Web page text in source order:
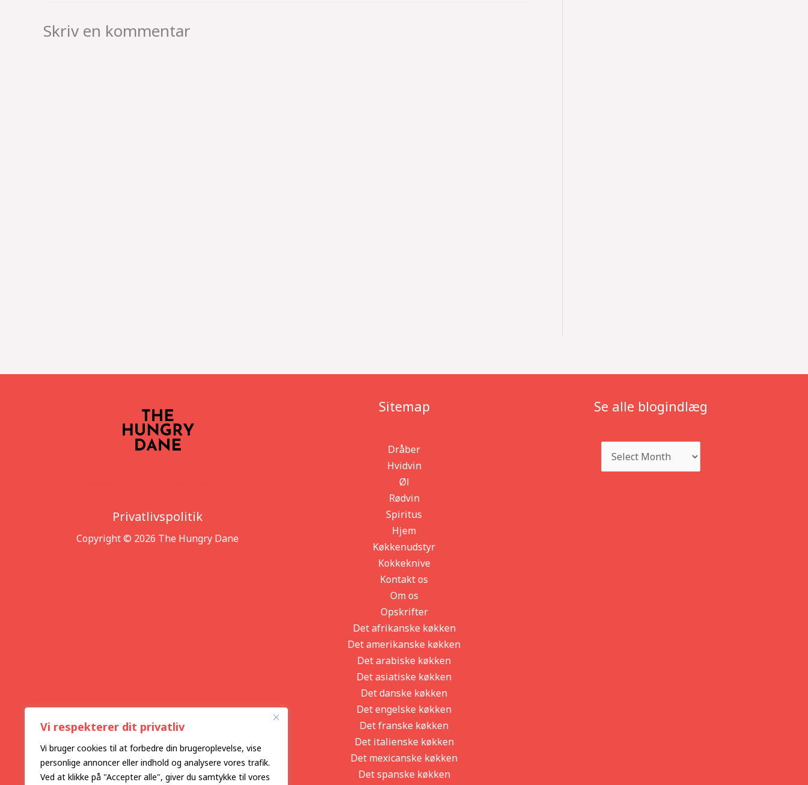
Vi respekterer dit privatliv
Vi bruger cookies til at forbedre din brugeroplevelse, vise
personlige annoncer eller indhold og analysere vores trafik.
Ved at klikke på "Accepter alle", giver du samtykke til vores
Skriv en kommentar
Privatlivspolitik
Copyright © 2026 The Hungry Dane
Sitemap
Dråber
Hvidvin
Øl
Rødvin
Spiritus
Hjem
Køkkenudstyr
Kokkeknive
Kontakt os
Om os
Opskrifter
Det afrikanske køkken
Det amerikanske køkken
Det arabiske køkken
Det asiatiske køkken
Det danske køkken
Det engelske køkken
Det franske køkken
Det italienske køkken
Det mexicanske køkken
Det spanske køkken
Se alle blogindlæg